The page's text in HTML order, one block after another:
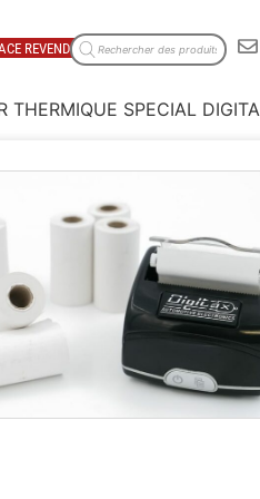
REVENDEUR
THERMIQUE SPECIAL